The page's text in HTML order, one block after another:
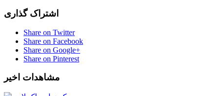
اشتراک گذاری
Share on Twitter
Share on Facebook
Share on Google+
Share on Pinterest
مشاهدات اخیر